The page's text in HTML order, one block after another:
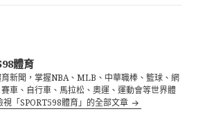
體育
新聞，掌握NBA、MLB、中華職棒、籃球、網
車、自行車、馬拉松、奧運、運動會等世界體
視「SPORT598體育」的全部文章